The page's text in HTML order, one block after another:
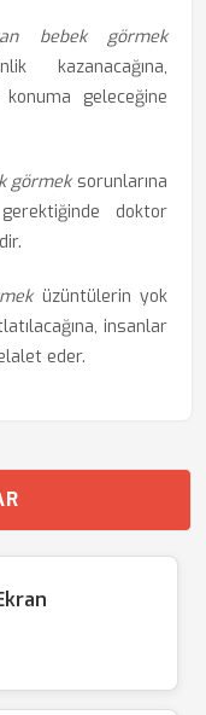
bebek görmek
kazanacağına,
geleceğine
görmeksorunlarına
doktor
üzüntülerin yok
insanlar
eder.